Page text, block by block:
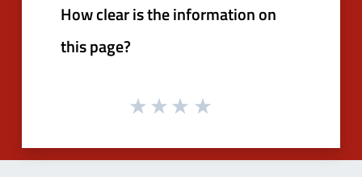
How clear is the information on
this page?